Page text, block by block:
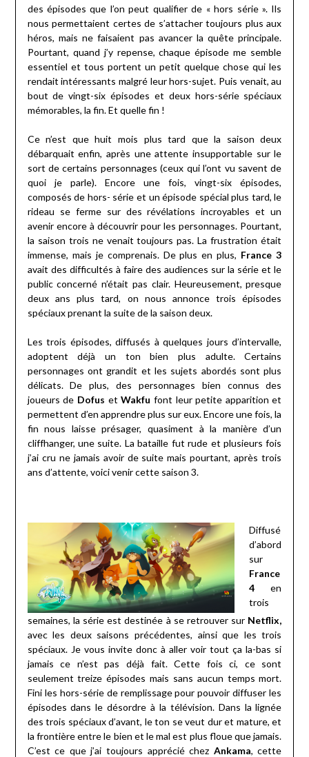
des épisodes que l’on peut qualifier de « hors série ». Ils
nous permettaient certes de s’attacher toujours plus aux
héros, mais ne faisaient pas avancer la quête principale.
Pourtant, quand j’y repense, chaque épisode me semble
essentiel et tous portent un petit quelque chose qui les
rendait intéressants malgré leur hors-sujet. Puis venait, au
bout de vingt-six épisodes et deux hors-série spéciaux
mémorables, la fin. Et quelle fin !
Ce n’est que huit mois plus tard que la saison deux
débarquait enfin, après une attente insupportable sur le
sort de certains personnages (ceux qui l’ont vu savent de
quoi je parle). Encore une fois, vingt-six épisodes,
composés de hors- série et un épisode spécial plus tard, le
rideau se ferme sur des révélations incroyables et un
avenir encore à découvrir pour les personnages. Pourtant,
la saison trois ne venait toujours pas. La frustration était
immense, mais je comprenais. De plus en plus, France 3
avait des difficultés à faire des audiences sur la série et le
public concerné n’était pas clair. Heureusement, presque
deux ans plus tard, on nous annonce trois épisodes
spéciaux prenant la suite de la saison deux.
Les trois épisodes, diffusés à quelques jours d’intervalle,
adoptent déjà un ton bien plus adulte. Certains
personnages ont grandit et les sujets abordés sont plus
délicats. De plus, des personnages bien connus des
joueurs de Dofus etWakfu font leur petite apparition et
permettent d’en apprendre plus sur eux. Encore une fois, la
fin nous laisse présager, quasiment à la manière d’un
cliffhanger, une suite. La bataille fut rude et plusieurs fois
j’ai cru ne jamais avoir de suite mais pourtant, après trois
ans d’attente, voici venir cette saison 3.
Diffusé
d’abord
sur
France
4en
trois
semaines, la série est destinée à se retrouver sur Netflix,
avec les deux saisons précédentes, ainsi que les trois
spéciaux. Je vous invite donc à aller voir tout ça la-bas si
jamais ce n’est pas déjà fait. Cette fois ci, ce sont
seulement treize épisodes mais sans aucun temps mort.
Fini les hors-série de remplissage pour pouvoir diffuser les
épisodes dans le désordre à la télévision. Dans la lignée
des trois spéciaux d’avant, le ton se veut dur et mature, et
la frontière entre le bien et le mal est plus floue que jamais.
C’est ce que j’ai toujours apprécié chez Ankama, cette